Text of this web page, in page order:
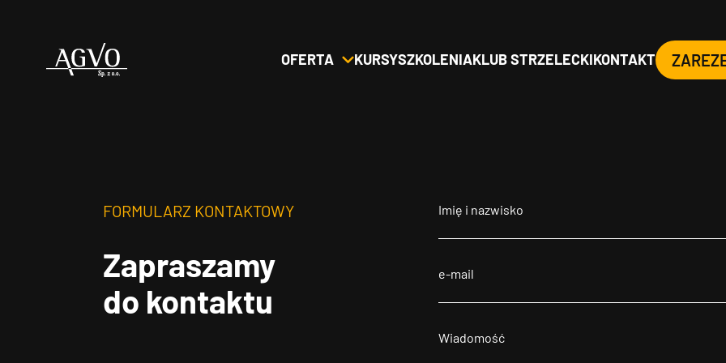
Header
OFERTA KURSYSZKOLENIAKLUB STRZELECKIKONTAKT
FORMULARZ KONTAKTOWY
Zapraszamy
do kontaktu